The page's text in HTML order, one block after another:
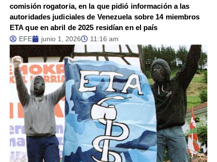
comisión rogatoria, en la que pidió información a las
autoridades judiciales de Venezuela sobre 14 miembros
ETA que en abril de 2025 residían en el país
EFE junio 1, 2026 11:16 am